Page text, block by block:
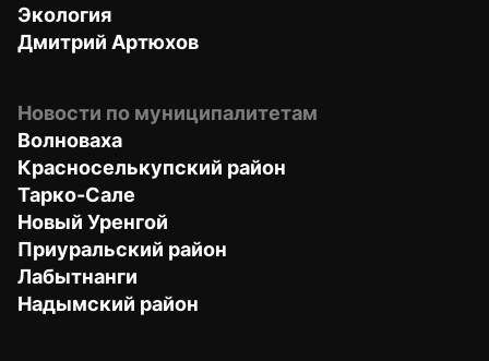
Экология
Дмитрий Артюхов
Новости по муниципалитетам
Волноваха
Красноселькупский район
Тарко-Сале
Новый Уренгой
Приуральский район
Лабытнанги
Надымский район